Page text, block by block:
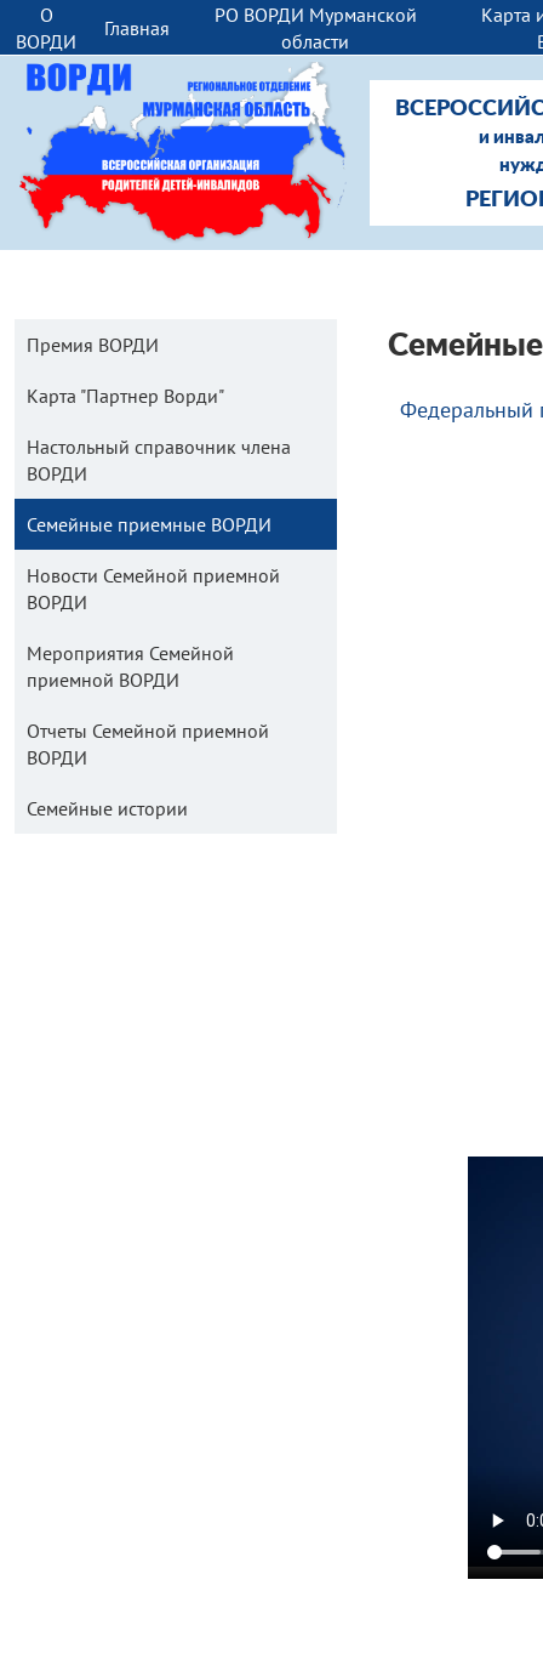
О
ВОРДИ
Главная
РО ВОРДИ Мурманской
области
Карта
и
Премия ВОРДИ
Карта "Партнер Ворди"
Настольный справочник члена
ВОРДИ
Семейные приемные ВОРДИ
Новости Семейной приемной
ВОРДИ
Мероприятия Семейной
приемной ВОРДИ
Отчеты Семейной приемной
ВОРДИ
Семейные истории
Федеральный